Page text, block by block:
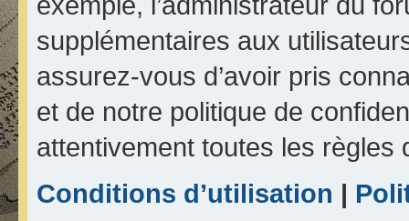
supplémentaires aux
assurez-vous d’avoir pris
et de notre politique de
attentivement toutes les règles
Conditions d’utilisation |